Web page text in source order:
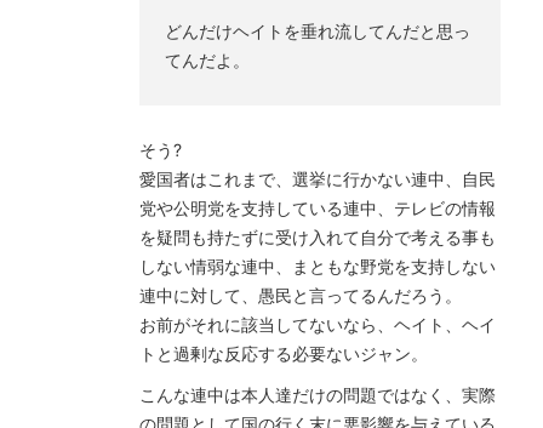
どんだけヘイトを垂れ流してんだと思っ
てんだよ。
そう?
愛国者はこれまで、選挙に行かない連中、自民
党や公明党を支持している連中、テレビの情報
を疑問も持たずに受け入れて自分で考える事も
しない情弱な連中、まともな野党を支持しない
連中に対して、愚民と言ってるんだろう。
お前がそれに該当してないなら、ヘイト、ヘイ
トと過剰な反応する必要ないジャン。
こんな連中は本人達だけの問題ではなく、実際
の問題として国の行く末に悪影響を与えている